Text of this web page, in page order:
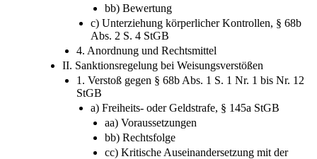
bb) Bewertung
c) Unterziehung körperlicher Kontrollen, § 68b
Abs. 2 S. 4 StGB
4. Anordnung und Rechtsmittel
II. Sanktionsregelung bei Weisungsverstößen
1. Verstoß gegen § 68b Abs. 1 S. 1 Nr. 1 bis Nr. 12
StGB
a) Freiheits- oder Geldstrafe, § 145a StGB
aa) Voraussetzungen
bb) Rechtsfolge
cc) Kritische Auseinandersetzung mit der